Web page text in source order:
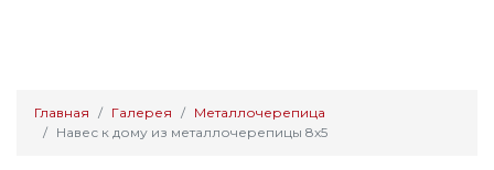
Главная Галерея
Металлочерепица
Навес к дому из металлочерепицы 8х5